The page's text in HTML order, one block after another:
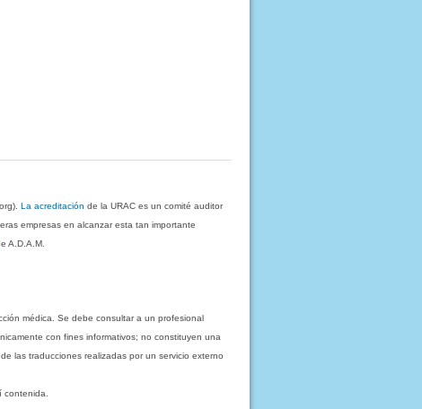
La acreditación de la URAC es un comité auditor
empresas en alcanzar esta tan importante
A.D.A.M.
médica. Se debe consultar a un profesional
con fines informativos; no constituyen una
las traducciones realizadas por un servicio externo